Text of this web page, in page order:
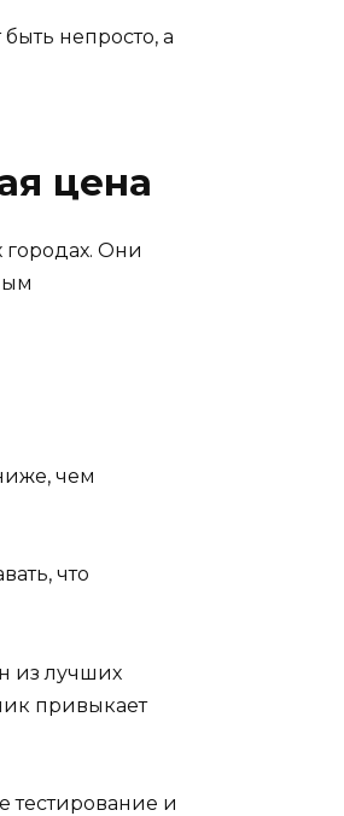
непросто, а
цена
Они
чем
что
из лучших
привыкает
тестирование и